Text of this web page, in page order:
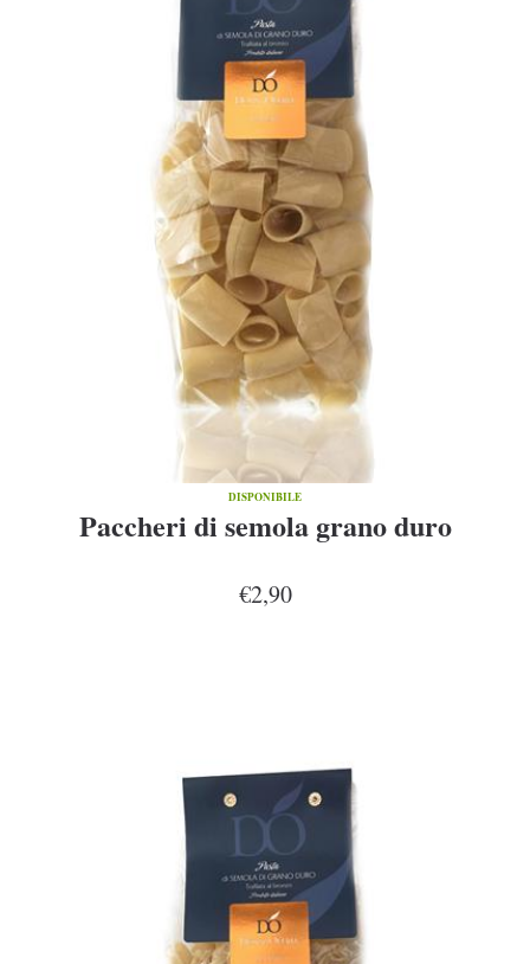
DISPONIBILE
Paccheri di semola grano duro
€2,90